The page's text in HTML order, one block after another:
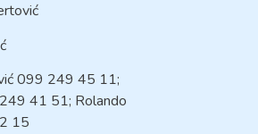
099 249 45 11;
41 51; Rolando
15